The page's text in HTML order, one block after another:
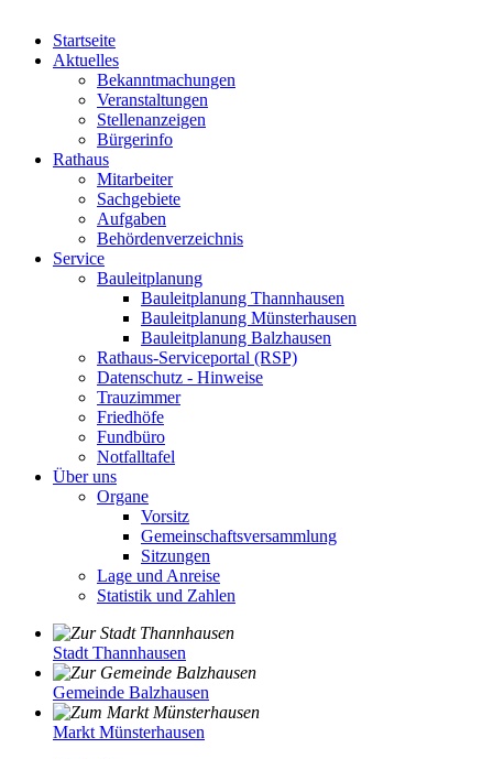
Startseite
Aktuelles
Bekanntmachungen
Veranstaltungen
Stellenanzeigen
Bürgerinfo
Rathaus
Mitarbeiter
Sachgebiete
Aufgaben
Behördenverzeichnis
Service
Bauleitplanung
Bauleitplanung Thannhausen
Bauleitplanung Münsterhausen
Bauleitplanung Balzhausen
Rathaus-Serviceportal (RSP)
Datenschutz - Hinweise
Trauzimmer
Friedhöfe
Fundbüro
Notfalltafel
Über uns
Organe
Vorsitz
Gemeinschaftsversammlung
Sitzungen
Lage und Anreise
Statistik und Zahlen
Stadt Thannhausen
Gemeinde Balzhausen
Markt Münsterhausen